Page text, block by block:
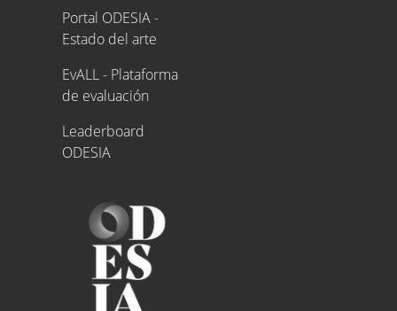
Portal ODESIA -
Estado del arte
EvALL - Plataforma
de evaluación
Leaderboard
ODESIA